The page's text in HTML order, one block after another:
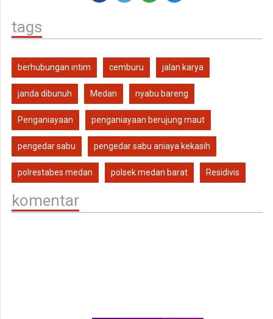
tags
berhubungan intim cemburu jalan karya
janda dibunuh Medan nyabu bareng
Penganiayaan penganiayaan berujung maut
pengedar sabu pengedar sabu aniaya kekasih
polrestabes medan polsek medan barat Residivis
komentar